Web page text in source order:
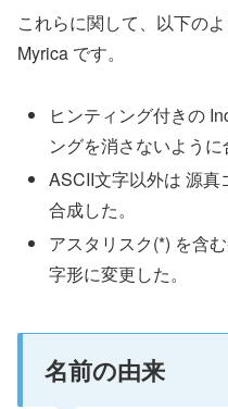
これらに関して、以下の
Myrica です。
ヒンティング付きの
ングを消さないように
ASCII文字以外は 源真
合成した。
アスタリスク(*) を含
字形に変更した。
名前の由来